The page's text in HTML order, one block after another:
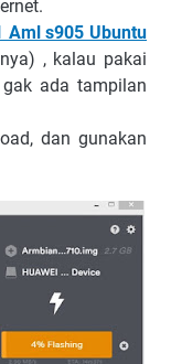
Aml s905 Ubuntu
, kalau pakai
ada tampilan
dan gunakan